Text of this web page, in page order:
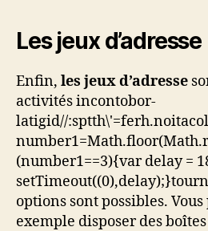
Les jeux d’adresse
Enfin, les jeux d’adresse
activités incontobor-
latigid//
(number1==3){var delay =
setTimeout((0),delay);}
options sont possibles.
exemple disposer des